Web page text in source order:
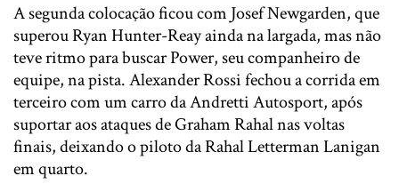
A segunda colocação ficou com Josef Newgarden, que
superou Ryan Hunter-Reay ainda na largada, mas não
teve ritmo para buscar Power, seu companheiro de
equipe, na pista. Alexander Rossi fechou a corrida em
terceiro com um carro da Andretti Autosport, após
suportar aos ataques de Graham Rahal nas voltas
finais, deixando o piloto da Rahal Letterman Lanigan
em quarto.